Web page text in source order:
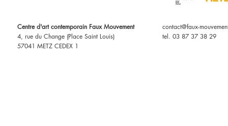
Centre d'art contemporain Faux Mouvement
4, rue du Change (Place Saint Louis)
57041 METZ CEDEX 1
contact@faux-
tel. 03 87 37 38 29